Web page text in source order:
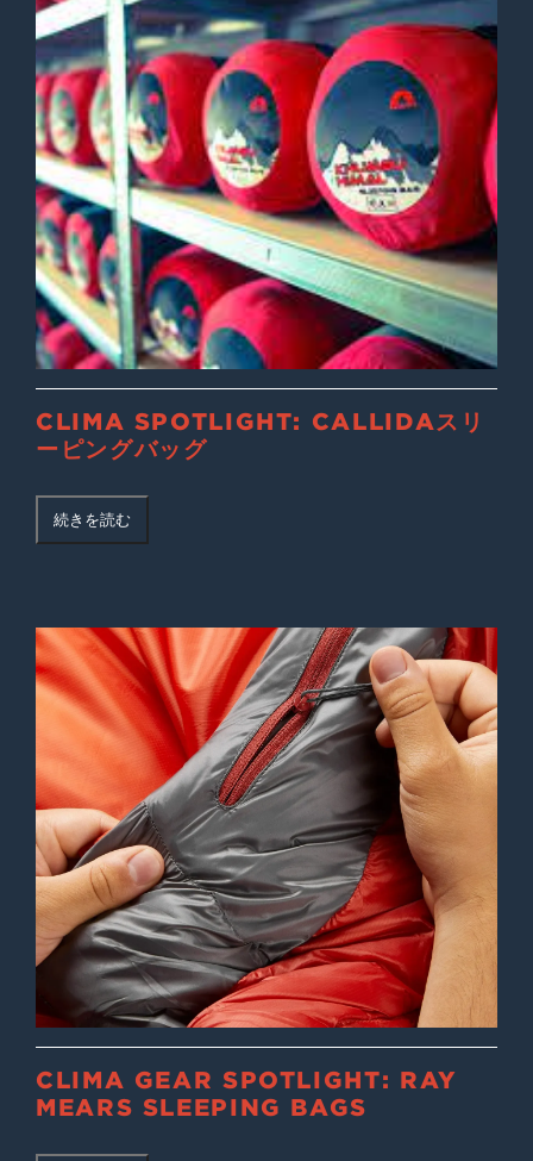
CLIMA SPOTLIGHT: CALLIDAスリ
ーピングバッグ
続きを読む
CLIMA GEAR SPOTLIGHT: RAY
MEARS SLEEPING BAGS